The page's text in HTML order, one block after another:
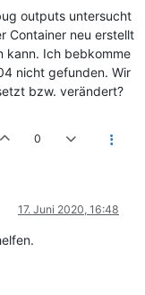
outputs untersucht
Container neu erstellt
kann. Ich bebkomme
nicht gefunden. Wir
bzw. verändert?
0
17. Juni 2020, 16:48